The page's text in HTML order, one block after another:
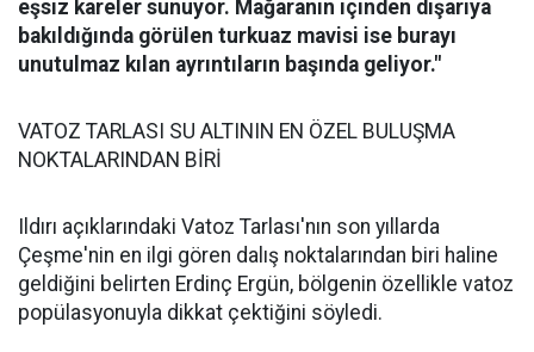
eşsiz kareler sunuyor. Mağaranın içinden dışarıya
bakıldığında görülen turkuaz mavisi ise burayı
unutulmaz kılan ayrıntıların başında geliyor."
VATOZ TARLASI SU ALTININ EN ÖZEL BULUŞMA
NOKTALARINDAN BİRİ
Ildırı açıklarındaki Vatoz Tarlası'nın son yıllarda
Çeşme'nin en ilgi gören dalış noktalarından biri haline
geldiğini belirten Erdinç Ergün, bölgenin özellikle vatoz
popülasyonuyla dikkat çektiğini söyledi.